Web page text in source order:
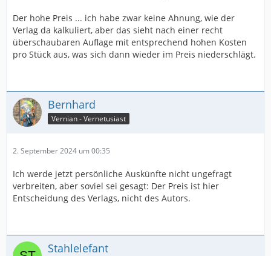
Der hohe Preis ... ich habe zwar keine Ahnung, wie der
Verlag da kalkuliert, aber das sieht nach einer recht
überschaubaren Auflage mit entsprechend hohen Kosten
pro Stück aus, was sich dann wieder im Preis niederschlägt.
Bernhard
Vernian - Vernetusiast
2. September 2024 um 00:35
Ich werde jetzt persönliche Auskünfte nicht ungefragt
verbreiten, aber soviel sei gesagt: Der Preis ist hier
Entscheidung des Verlags, nicht des Autors.
Stahlelefant